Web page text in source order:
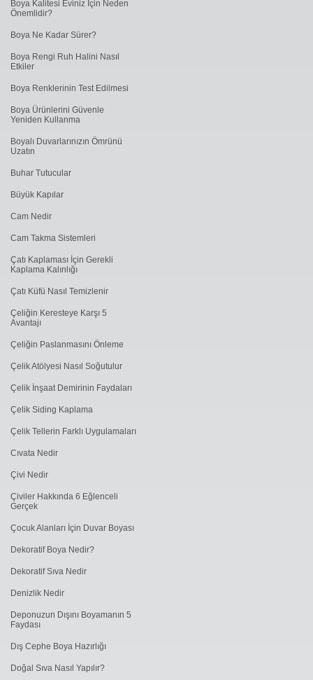
Boya Kalitesi Eviniz İçin Neden
Önemlidir?
Boya Ne Kadar Sürer?
Boya Rengi Ruh Halini Nasıl
Etkiler
Boya Renklerinin Test Edilmesi
Boya Ürünlerini Güvenle
Yeniden Kullanma
Boyalı Duvarlarınızın Ömrünü
Uzatın
Buhar Tutucular
Büyük Kapılar
Cam Nedir
Cam Takma Sistemleri
Çatı Kaplaması İçin Gerekli
Kaplama Kalınlığı
Çatı Küfü Nasıl Temizlenir
Çeliğin Keresteye Karşı 5
Avantajı
Çeliğin Paslanmasını Önleme
Çelik Atölyesi Nasıl Soğutulur
Çelik İnşaat Demirinin Faydaları
Çelik Siding Kaplama
Çelik Tellerin Farklı Uygulamaları
Cıvata Nedir
Çivi Nedir
Çiviler Hakkında 6 Eğlenceli
Gerçek
Çocuk Alanları İçin Duvar Boyası
Dekoratif Boya Nedir?
Dekoratif Sıva Nedir
Denizlik Nedir
Deponuzun Dışını Boyamanın 5
Faydası
Dış Cephe Boya Hazırlığı
Doğal Sıva Nasıl Yapılır?